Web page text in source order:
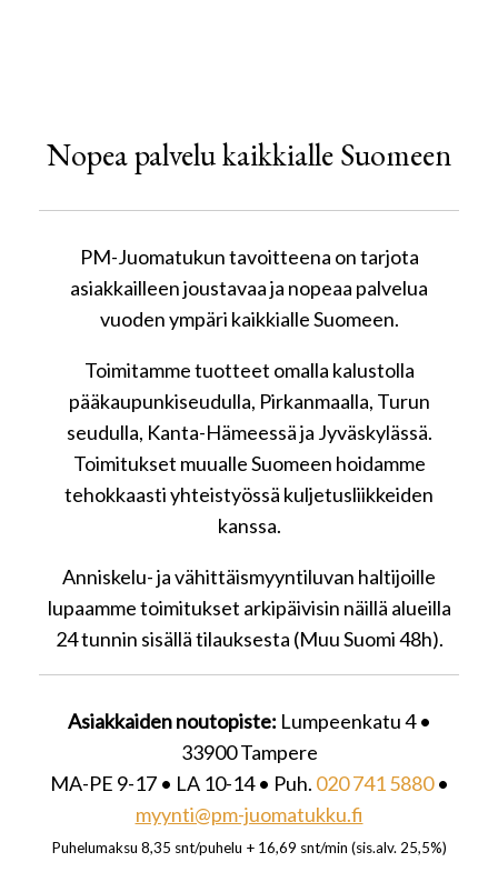
Nopea palvelu kaikkialle Suomeen
PM-Juomatukun tavoitteena on tarjota
asiakkailleen joustavaa ja nopeaa palvelua
vuoden ympäri kaikkialle Suomeen.
Toimitamme tuotteet omalla kalustolla
pääkaupunkiseudulla, Pirkanmaalla, Turun
seudulla, Kanta-Hämeessä ja Jyväskylässä.
Toimitukset muualle Suomeen hoidamme
tehokkaasti yhteistyössä kuljetusliikkeiden
kanssa.
Anniskelu- ja vähittäismyyntiluvan haltijoille
lupaamme toimitukset arkipäivisin näillä alueilla
24 tunnin sisällä tilauksesta (Muu Suomi 48h).
Asiakkaiden noutopiste: Lumpeenkatu 4 •
33900 Tampere
MA-PE 9-17 • LA 10-14 • Puh. 020 741 5880•
myynti@pm-juomatukku.fi
Puhelumaksu 8,35 snt/puhelu + 16,69 snt/min (sis.alv. 25,5%)